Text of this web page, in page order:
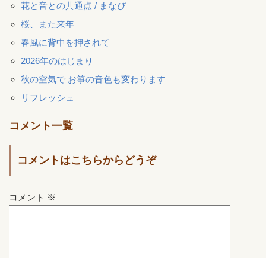
花と音との共通点 / まなび
桜、また来年
春風に背中を押されて
2026年のはじまり
秋の空気で お箏の音色も変わります
リフレッシュ
コメント一覧
コメントはこちらからどうぞ
コメント ※